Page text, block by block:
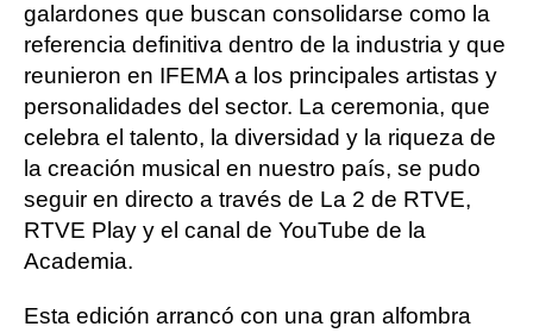
galardones que buscan consolidarse como la
referencia definitiva dentro de la industria y que
reunieron en IFEMA a los principales artistas y
personalidades del sector. La ceremonia, que
celebra el talento, la diversidad y la riqueza de
la creación musical en nuestro país, se pudo
seguir en directo a través de La 2 de RTVE,
RTVE Play y el canal de YouTube de la
Academia.
Esta edición arrancó con una gran alfombra